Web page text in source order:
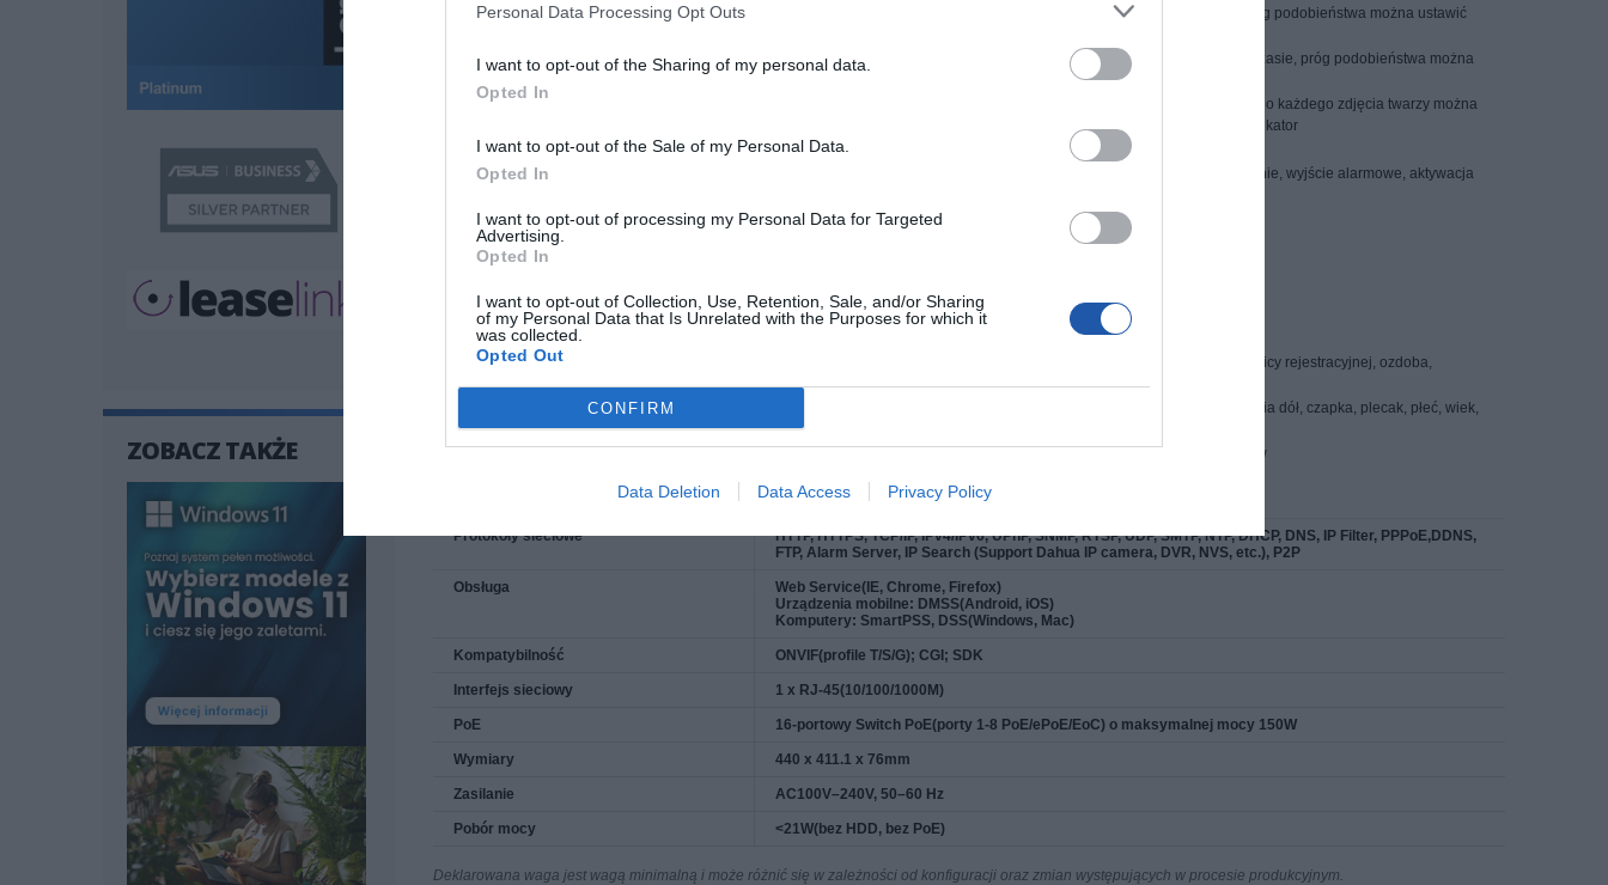
Personal Data Processing Opt Outs
I want to opt-out of the Sharing of my personal data.
Opted In
I want to opt-out of the Sale of my Personal Data.
Opted In
I want to opt-out of processing my Personal Data for Targeted
Advertising.
Opted In
I want to opt-out of Collection, Use, Retention, Sale, and/or Sharing
of my Personal Data that Is Unrelated with the Purposes for which it
was collected.
Opted Out
CONFIRM
Data Deletion Data Access Privacy Policy
ZOBACZ TAKŻE
Wykrywanie obcych twarzy (nie w bazie danych twarzy urządzenia). Próg podobieństwa można ustawić
Do 8 docelowych obrazów twarzy przeszukiwanych jest w tym samym czasie, próg podobieństwa można
ustawić dla każdego docelowego obrazu twarzy
Do 20 baz danych twarzy zawierających łącznie 200 000 zdjęć twarzy. Do każdego zdjęcia twarzy można
dodać imię i nazwisko, płeć, datę urodzenia, narodowość, adres, identyfikator
Każdą bazę danych można zastosować do kanałów wideo niezależnie
Wyzwalanie: Brzęczyk, komunikaty głosowe, e-mail, migawka, nagrywanie, wyjście alarmowe, aktywacja
Metadane
Twarz: płeć, wiek, okulary, broda, maska, ekspresja
Pojazd: numer tablicy rejestracyjnej, marka, kolor, typ pojazdu, kolor tablicy rejestracyjnej, ozdoba,
rozmowa przez telefon, pas bezpieczeństwa, region
Ludzkie ciało: ubranie góra, kolor ubrania góra, ubranie dół, kolor ubrania dół, czapka, plecak, płeć, wiek,
parasol
Pojazdy niezmechanizowane: typ pojazdu, color, kask, liczba pasażerów
Protokoły sieciowe
HTTP, HTTPS, TCP/IP, IPv4/IPv6, UPnP, SNMP, RTSP, UDP, SMTP, NTP, DHCP, DNS, IP Filter, PPPoE,DDNS,
FTP, Alarm Server, IP Search (Support Dahua IP camera, DVR, NVS, etc.), P2P
Obsługa
Web Service(IE, Chrome, Firefox)
Urządzenia mobilne: DMSS(Android, iOS)
Komputery: SmartPSS, DSS(Windows, Mac)
Kompatybilność ONVIF(profile T/S/G); CGI; SDK
Interfejs sieciowy 1 x RJ-45(10/100/1000M)
PoE 16-portowy Switch PoE(porty 1-8 PoE/ePoE/EoC) o maksymalnej mocy 150W
Wymiary 440 x 411.1 x 76mm
Zasilanie AC100V–240V, 50–60 Hz
Pobór mocy <21W(bez HDD, bez PoE)
Deklarowana waga jest wagą minimalną i może różnić się w zależności od konfiguracji oraz zmian występujących w procesie produkcyjnym.